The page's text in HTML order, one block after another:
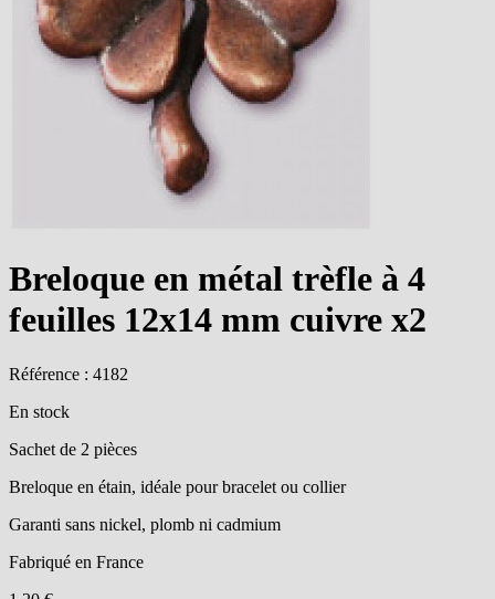
Breloque en métal trèfle à 4
feuilles 12x14 mm cuivre x2
Référence : 4182
En stock
Sachet de 2 pièces
Breloque en étain, idéale pour bracelet ou collier
Garanti sans nickel, plomb ni cadmium
Fabriqué en France